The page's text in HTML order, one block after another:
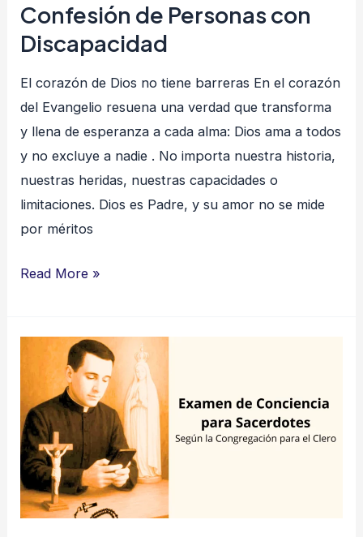
Confesión de Personas con
Discapacidad
El corazón de Dios no tiene barreras En el corazón
del Evangelio resuena una verdad que transforma
y llena de esperanza a cada alma: Dios ama a todos
y no excluye a nadie . No importa nuestra historia,
nuestras heridas, nuestras capacidades o
limitaciones. Dios es Padre, y su amor no se mide
por méritos
Read More »
Examen
conciencia
para
Sacerdotes